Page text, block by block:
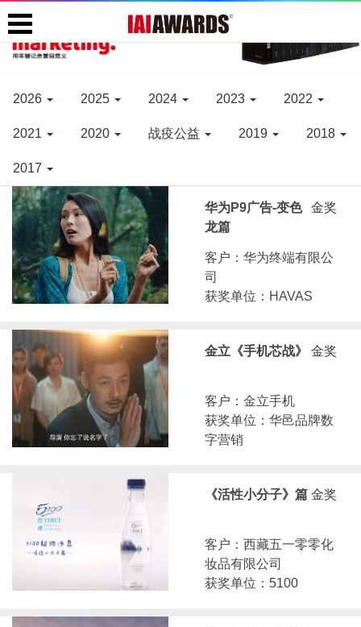
2026 2025 2024 2023 2022
2021 2020 战疫公益 2019 2018
2017
金奖
华为P9广告-变色
龙篇
客户：华为终端有限公
司
获奖单位：HAVAS
金奖
金立《手机芯战》
客户：金立手机
获奖单位：华邑品牌数
字营销
金奖
《活性小分子》篇
客户：西藏五一零零化
妆品有限公司
获奖单位：5100